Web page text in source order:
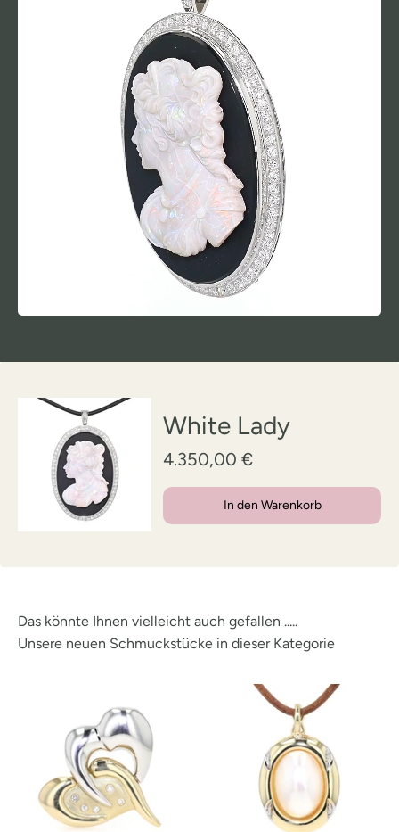
White Lady
4.350,00 €
In den Warenkorb
Das könnte Ihnen vielleicht auch gefallen .....